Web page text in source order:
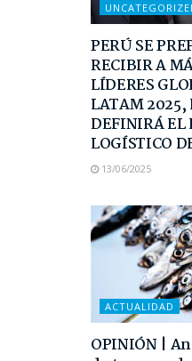
PERÚ SE
RECIBIR A
LÍDERES
LATAM 2025,
DEFINIRÁ EL
LOGÍSTICO
13/06/2025
ACTUALIDAD
OPINIÓN |